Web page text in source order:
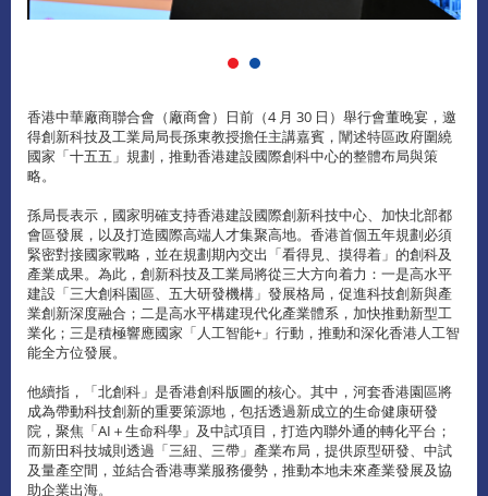
香港中華廠商聯合會（廠商會）日前（4 月 30 日）舉行會董晚宴，邀
得創新科技及工業局局長孫東教授擔任主講嘉賓，闡述特區政府圍繞
國家「十五五」規劃，推動香港建設國際創科中心的整體布局與策
略。
孫局長表示，國家明確支持香港建設國際創新科技中心、加快北部都
會區發展，以及打造國際高端人才集聚高地。香港首個五年規劃必須
緊密對接國家戰略，並在規劃期內交出「看得見、摸得着」的創科及
產業成果。為此，創新科技及工業局將從三大方向着力：一是高水平
建設「三大創科園區、五大研發機構」發展格局，促進科技創新與產
業創新深度融合；二是高水平構建現代化產業體系，加快推動新型工
業化；三是積極響應國家「人工智能+」行動，推動和深化香港人工智
能全方位發展。
他續指，「北創科」是香港創科版圖的核心。其中，河套香港園區將
成為帶動科技創新的重要策源地，包括透過新成立的生命健康研發
院，聚焦「AI＋生命科學」及中試項目，打造內聯外通的轉化平台；
而新田科技城則透過「三紐、三帶」產業布局，提供原型研發、中試
及量產空間，並結合香港專業服務優勢，推動本地未來產業發展及協
助企業出海。